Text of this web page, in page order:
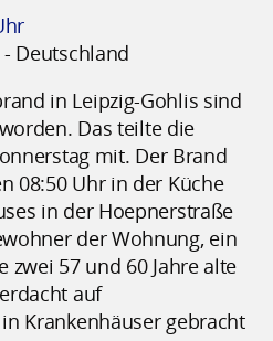
Deutschland
in Leipzig-Gohlis sind
Das teilte die
mit. Der Brand
08:50 Uhr in der Küche
in der Hoepnerstraße
der Wohnung, ein
zwei 57 und 60 Jahre alte
auf
Krankenhäuser gebracht